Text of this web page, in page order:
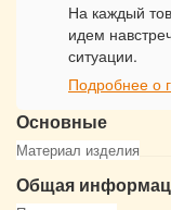
Основные
Материал изделия
Общая
На каждый
идем
ситуации.
Подробнее о